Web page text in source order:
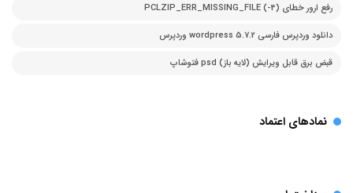
رفع ارور خطای PCLZIP_ERR_MISSING_FILE (-4)
دانلود وردپرس فارسی 5.7.2 wordpress وردپرس
قبض برق قابل ویرایش (لایه باز) psd فتوشاپ
نمادهای اعتماد